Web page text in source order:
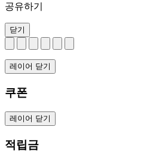
공유하기
닫기
레이어 닫기
쿠폰
레이어 닫기
적립금